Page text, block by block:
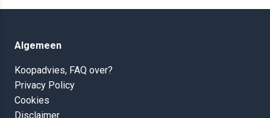
Algemeen
Koopadvies, FAQ over?
Privacy Policy
Cookies
Disclaimer